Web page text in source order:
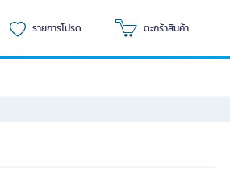
รายการโปรด ตะกร้าสินค้า